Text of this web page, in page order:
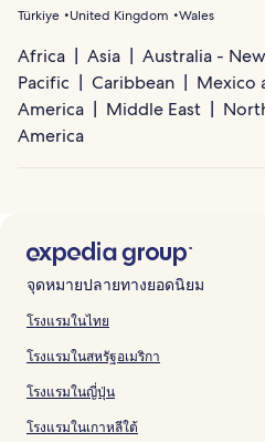
Türkiye
United Kingdom Wales
Africa Asia
Australia -
Pacific
Caribbean
Mexico
America
Middle East
America
จุดหมายปลายทางยอดนิยม
โรงแรมในไทย
โรงแรมในสหรัฐอเมริกา
โรงแรมในญี่ปุ่น
โรงแรมในเกาหลีใต้